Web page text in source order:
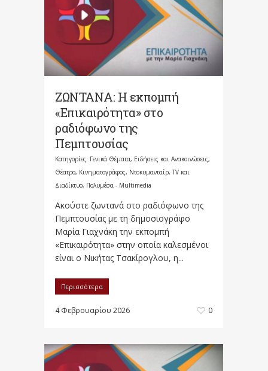
ΖΩΝΤΑΝΑ: Η εκπομπή
«Επικαιρότητα» στο
ραδιόφωνο της
Πεμπτουσίας
Κατηγορίες: Γενικά Θέματα, Ειδήσεις και Ανακοινώσεις,
Θέατρο, Κινηματογράφος, Ντοκυμανταίρ, TV και
Διαδίκτυο, Πολυμέσα - Multimedia
Ακούστε ζωντανά στο ραδιόφωνο της
Πεμπτουσίας με τη δημοσιογράφο
Μαρία Γιαχνάκη την εκπομπή
«Επικαιρότητα» στην οποία καλεσμένοι
είναι ο Νικήτας Τσακίρογλου, η...
Περισσότερα
4 Φεβρουαρίου 2026 0